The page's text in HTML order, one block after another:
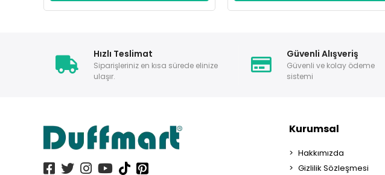
Hızlı Teslimat
Siparişleriniz en kısa sürede elinize
ulaşır.
Güvenli Alışveriş
Güvenli ve kolay ödeme
sistemi
Kurumsal
Hakkımızda
Gizlilik Sözleşmesi